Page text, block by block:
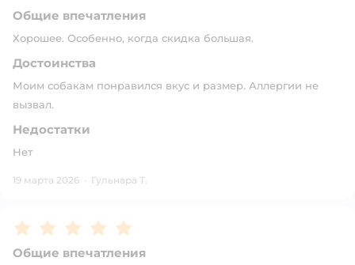
Общие впечатления
Хорошее. Особенно, когда скидка большая.
Достоинства
Моим собакам понравился вкус и размер. Аллергии не
вызвал.
Недостатки
Нет
19 марта 2026 · Гульнара Т.
Рейтинг:5
Общие впечатления